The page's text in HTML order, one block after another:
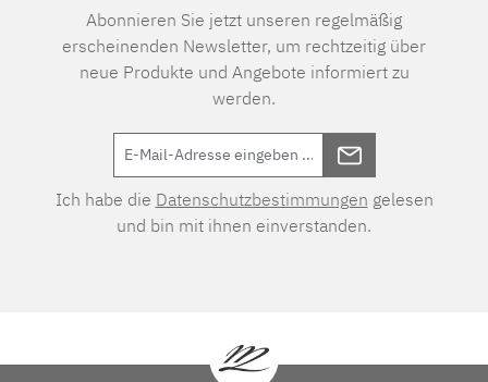
Abonnieren Sie jetzt unseren regelmäßig
erscheinenden Newsletter, um rechtzeitig über
neue Produkte und Angebote informiert zu
werden.
Ich habe die Datenschutzbestimmungen gelesen
und bin mit ihnen einverstanden.